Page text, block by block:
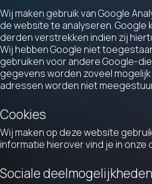
Wij maken gebruik van Google
de website te analyseren. Google
derden verstrekken indien zij
Wij hebben Google niet
gebruiken voor andere Google-
gegevens worden zoveel
adressen worden niet
Cookies
Wij maken op deze website
informatie hierover vind je in
Sociale deelmogelijkheden